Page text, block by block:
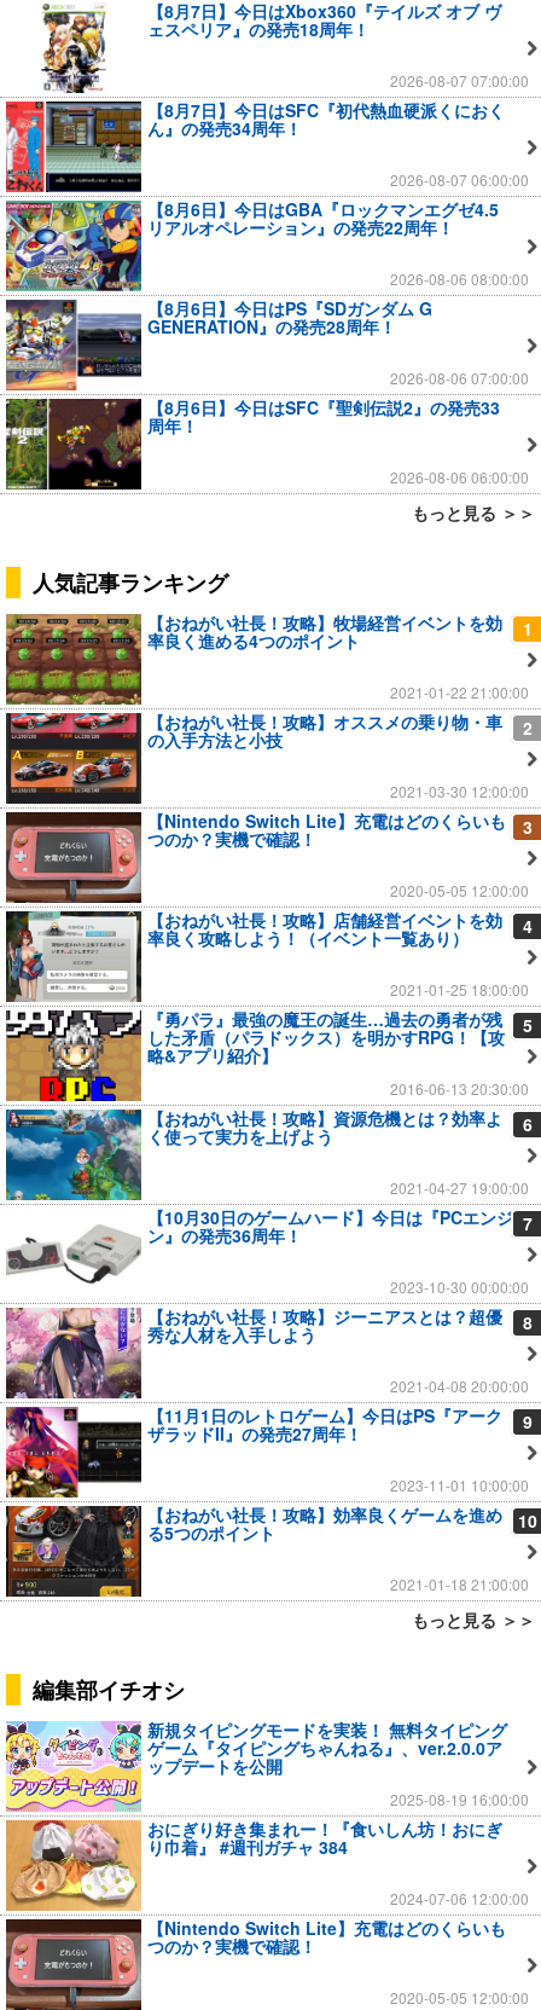
【8月7日】今日はXbox360『テイルズ オブ ヴ
ェスペリア』の発売18周年！
2026-08-07 07:00:00
【8月7日】今日はSFC『初代熱血硬派くにおく
ん』の発売34周年！
2026-08-07 06:00:00
【8月6日】今日はGBA『ロックマンエグゼ4.5
リアルオペレーション』の発売22周年！
2026-08-06 08:00:00
【8月6日】今日はPS『SDガンダム G
GENERATION』の発売28周年！
2026-08-06 07:00:00
【8月6日】今日はSFC『聖剣伝説2』の発売33
周年！
2026-08-06 06:00:00
もっと見る ＞＞
人気記事ランキング
1
【おねがい社長！攻略】牧場経営イベントを効
率良く進める4つのポイント
2021-01-22 21:00:00
2
【おねがい社長！攻略】オススメの乗り物・車
の入手方法と小技
2021-03-30 12:00:00
3
【Nintendo Switch Lite】充電はどのくらいも
つのか？実機で確認！
2020-05-05 12:00:00
4
【おねがい社長！攻略】店舗経営イベントを効
率良く攻略しよう！（イベント一覧あり）
2021-01-25 18:00:00
5
『勇パラ』最強の魔王の誕生…過去の勇者が残
した矛盾（パラドックス）を明かすRPG！【攻
略&アプリ紹介】
2016-06-13 20:30:00
6
【おねがい社長！攻略】資源危機とは？効率よ
く使って実力を上げよう
2021-04-27 19:00:00
7
【10月30日のゲームハード】今日は『PCエンジ
ン』の発売36周年！
2023-10-30 00:00:00
8
【おねがい社長！攻略】ジーニアスとは？超優
秀な人材を入手しよう
2021-04-08 20:00:00
9
【11月1日のレトロゲーム】今日はPS『アーク
ザラッドII』の発売27周年！
2023-11-01 10:00:00
10
【おねがい社長！攻略】効率良くゲームを進め
る5つのポイント
2021-01-18 21:00:00
もっと見る ＞＞
編集部イチオシ
新規タイピングモードを実装！ 無料タイピング
ゲーム『タイピングちゃんねる』、ver.2.0.0ア
ップデートを公開
2025-08-19 16:00:00
おにぎり好き集まれー！『食いしん坊！おにぎ
り巾着』 #週刊ガチャ 384
2024-07-06 12:00:00
【Nintendo Switch Lite】充電はどのくらいも
つのか？実機で確認！
2020-05-05 12:00:00